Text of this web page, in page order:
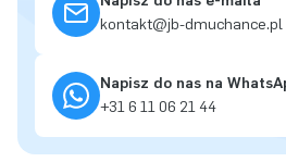
kontakt@jb-dmuchance.pl
Napisz do nas na
+31 6 11 06 21 44